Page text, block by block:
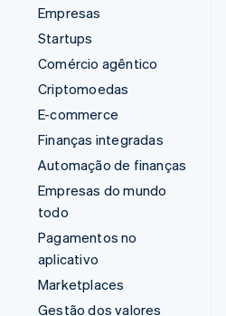
Empresas
Startups
Comércio agêntico
Criptomoedas
E-commerce
Finanças integradas
Automação de finanças
Empresas do mundo
todo
Pagamentos no
aplicativo
Marketplaces
Gestão dos valores